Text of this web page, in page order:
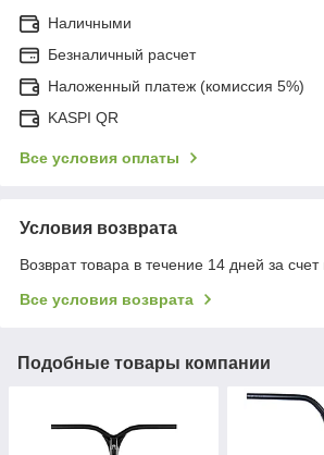
Наличными
Безналичный расчет
Наложенный платеж (комиссия 5%)
KASPI QR
Все условия оплаты
Условия возврата
Возврат товара в течение 14 дней за счет
Все условия возврата
Подобные товары компании